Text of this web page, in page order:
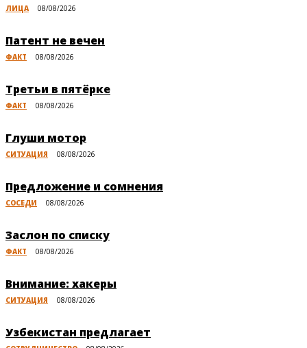
ЛИЦА 08/08/2026
Патент не вечен
ФАКТ 08/08/2026
Третьи в пятёрке
ФАКТ 08/08/2026
Глуши мотор
СИТУАЦИЯ 08/08/2026
Предложение и сомнения
СОСЕДИ 08/08/2026
Заслон по списку
ФАКТ 08/08/2026
Внимание: хакеры
СИТУАЦИЯ 08/08/2026
Узбекистан предлагает